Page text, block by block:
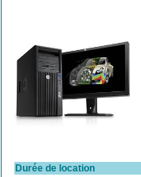
Durée de location